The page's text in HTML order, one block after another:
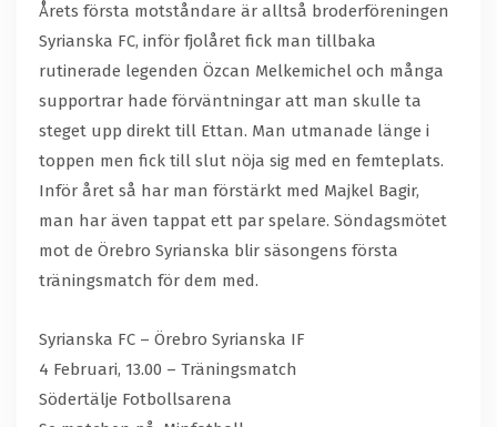
Årets första motståndare är alltså broderföreningen
Syrianska FC, inför fjolåret fick man tillbaka
rutinerade legenden Özcan Melkemichel och många
supportrar hade förväntningar att man skulle ta
steget upp direkt till Ettan. Man utmanade länge i
toppen men fick till slut nöja sig med en femteplats.
Inför året så har man förstärkt med Majkel Bagir,
man har även tappat ett par spelare. Söndagsmötet
mot de Örebro Syrianska blir säsongens första
träningsmatch för dem med.
Syrianska FC – Örebro Syrianska IF
4 Februari, 13.00 – Träningsmatch
Södertälje Fotbollsarena